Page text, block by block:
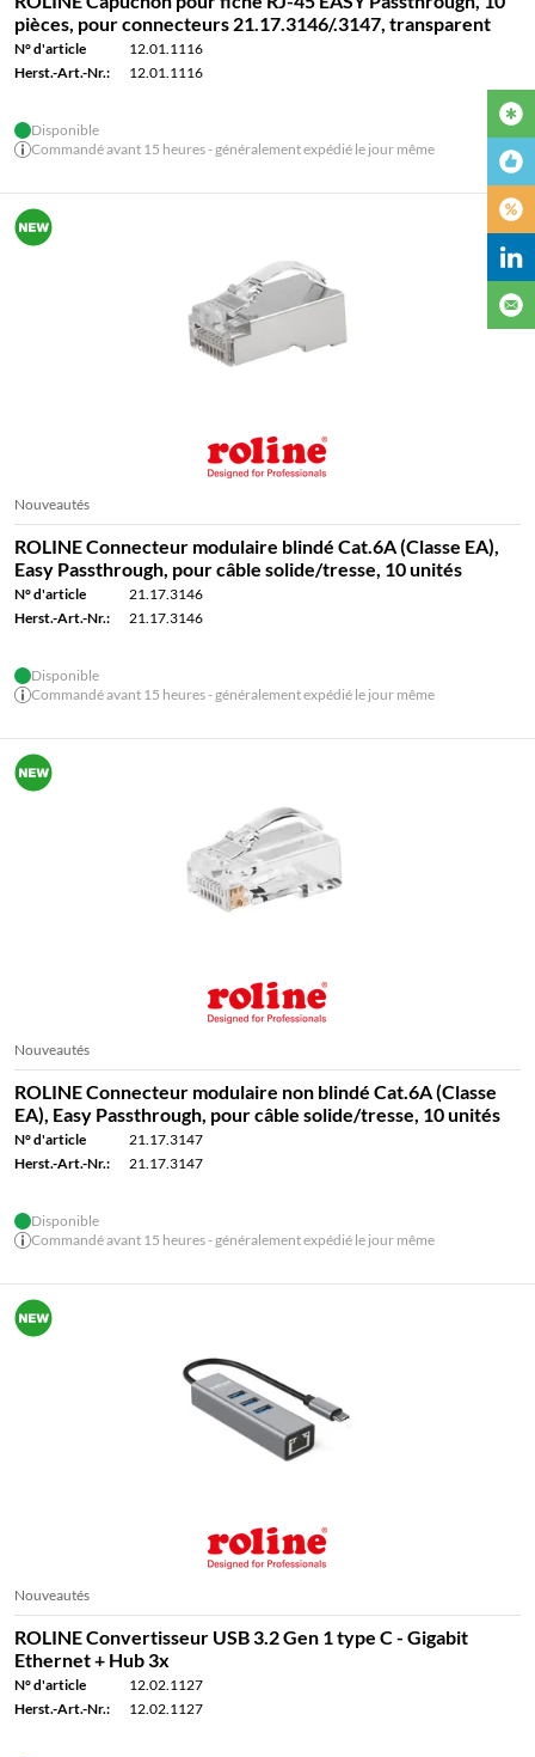
pièces, pour connecteurs 21.17.3146/.3147, transparent
N° d'article
12.01.1116
Herst.-Art.-Nr.:
12.01.1116
Disponible
Commandé avant 15 heures - généralement expédié le jour même
Nouveautés
ROLINE Connecteur modulaire blindé Cat.6A (Classe EA),
Easy Passthrough, pour câble solide/tresse, 10 unités
N° d'article
21.17.3146
Herst.-Art.-Nr.:
21.17.3146
Disponible
Commandé avant 15 heures - généralement expédié le jour même
Nouveautés
ROLINE Connecteur modulaire non blindé Cat.6A (Classe
EA), Easy Passthrough, pour câble solide/tresse, 10 unités
N° d'article
21.17.3147
Herst.-Art.-Nr.:
21.17.3147
Disponible
Commandé avant 15 heures - généralement expédié le jour même
Nouveautés
ROLINE Convertisseur USB 3.2 Gen 1 type C - Gigabit
Ethernet + Hub 3x
N° d'article
12.02.1127
Herst.-Art.-Nr.:
12.02.1127